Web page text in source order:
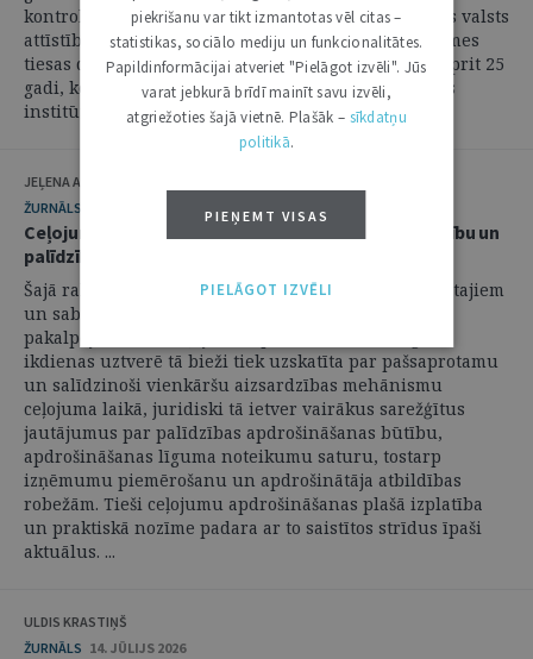
kontroles nozīmi Latvijas kā demokrātiskas tiesiskas valsts
attīstībā. Tomēr šogad atzīmējams vēl viens Satversmes
tiesas darbā būtisks pagrieziena punkts – 1. jūlijā aprit 25
gadi, kopš sācis darboties konstitucionālās sūdzības
institūts. Tas ir brīdis, ...
JEĻENA ALFEJEVA
ŽURNĀLS
Ceļojumu apdrošināšanas strīdi: starp darījumu brīvību un
palīdzības apdrošināšanas funkciju
Šajā rakstā tiek aplūkots viens no visplašāk izmantotajiem
un sabiedrībā labi zināmiem apdrošināšanas
pakalpojumiem – ceļojumu apdrošināšana. Lai gan
ikdienas uztverē tā bieži tiek uzskatīta par pašsaprotamu
un salīdzinoši vienkāršu aizsardzības mehānismu
ceļojuma laikā, juridiski tā ietver vairākus sarežģītus
jautājumus par palīdzības apdrošināšanas būtību,
apdrošināšanas līguma noteikumu saturu, tostarp
izņēmumu piemērošanu un apdrošinātāja atbildības
robežām. Tieši ceļojumu apdrošināšanas plašā izplatība
un praktiskā nozīme padara ar to saistītos strīdus īpaši
aktuālus. ...
ULDIS KRASTIŅŠ
ŽURNĀLS 14. JŪLIJS 2026
piekrišanu var tikt izmantotas vēl citas –
statistikas, sociālo mediju un funkcionalitātes.
Papildinformācijai atveriet "Pielāgot izvēli". Jūs
varat jebkurā brīdī mainīt savu izvēli,
atgriežoties šajā vietnē. Plašāk – sīkdatņu
politikā.
PIEŅEMT VISAS
PIELĀGOT IZVĒLI